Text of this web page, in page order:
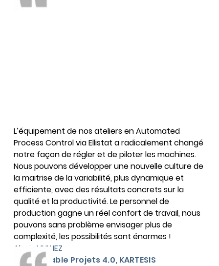
L’équipement de nos ateliers en Automated
Process Control via Ellistat a radicalement changé
notre façon de régler et de piloter les machines.
Nous pouvons développer une nouvelle culture de
la maitrise de la variabilité, plus dynamique et
efficiente, avec des résultats concrets sur la
qualité et la productivité. Le personnel de
production gagne un réel confort de travail, nous
pouvons sans problème envisager plus de
complexité, les possibilités sont énormes !
Alexis VULLIEZ
Responsable Projets 4.0, KARTESIS